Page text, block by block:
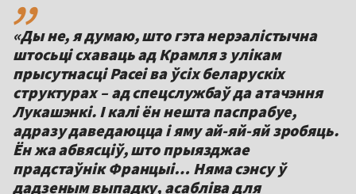
«Ды не, я думаю, што гэта нерэалістычна
штосьці схаваць ад Крамля з улікам
прысутнасці Расеі ва ўсіх беларускіх
структурах – ад спецслужбаў да атачэння
Лукашэнкі. І калі ён нешта паспрабуе,
адразу даведаюцца і яму ай-яй-яй зробяць.
Ён жа абвясціў, што прыязджае
прадстаўнік Францыі… Няма сэнсу ў
дадзеным выпадку, асабліва для